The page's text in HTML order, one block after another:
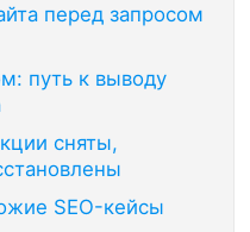
перед запросом
путь к выводу
сняты,
SEO-кейсы